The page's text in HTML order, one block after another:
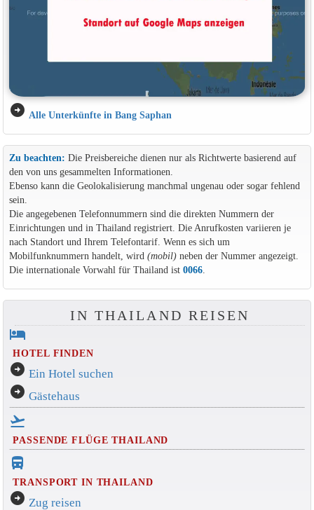
arrow_circle_right Alle Unterkünfte in Bang Saphan
Zu beachten: Die Preisbereiche dienen nur als Richtwerte basierend auf
den von uns gesammelten Informationen.
Ebenso kann die Geolokalisierung manchmal ungenau oder sogar fehlend
sein.
Die angegebenen Telefonnummern sind die direkten Nummern der
Einrichtungen und in Thailand registriert. Die Anrufkosten variieren je
nach Standort und Ihrem Telefontarif. Wenn es sich um
Mobilfunknummern handelt, wird (mobil)neben der Nummer angezeigt.
Die internationale Vorwahl für Thailand ist 0066.
IN THAILAND REISEN
hotel
HOTEL FINDEN
arrow_circle_right Ein Hotel suchen
arrow_circle_right Gästehaus
flight_takeoff
PASSENDE FLÜGE THAILAND
directions_bus_filled
TRANSPORT IN THAILAND
arrow_circle_right Zug reisen